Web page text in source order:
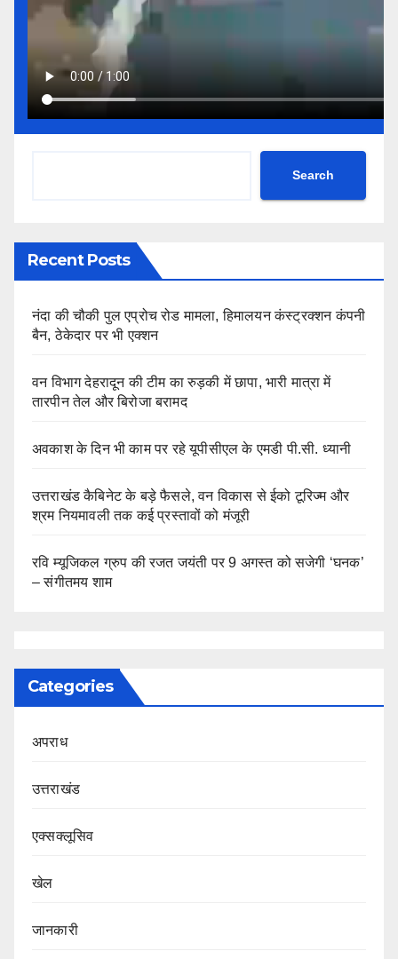
Search
Recent Posts
नंदा की चौकी पुल एप्रोच रोड मामला, हिमालयन कंस्ट्रक्शन कंपनी
बैन, ठेकेदार पर भी एक्शन
वन विभाग देहरादून की टीम का रुड़की में छापा, भारी मात्रा में
तारपीन तेल और बिरोजा बरामद
अवकाश के दिन भी काम पर रहे यूपीसीएल के एमडी पी.सी. ध्यानी
उत्तराखंड कैबिनेट के बड़े फैसले, वन विकास से ईको टूरिज्म और
श्रम नियमावली तक कई प्रस्तावों को मंजूरी
रवि म्यूजिकल ग्रुप की रजत जयंती पर 9 अगस्त को सजेगी ‘घनक’
– संगीतमय शाम
Categories
अपराध
उत्तराखंड
एक्सक्लूसिव
खेल
जानकारी